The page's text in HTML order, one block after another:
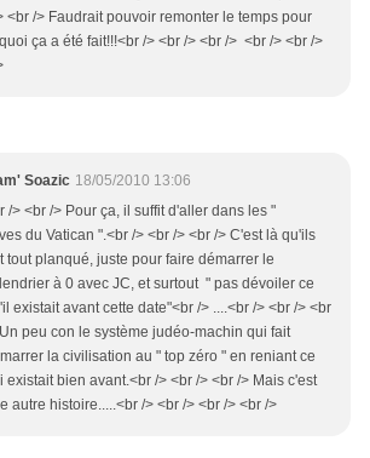
<br /> Faudrait pouvoir remonter le temps pour
ça a été fait!!!<br /> <br /> <br /> <br /> <br />
Soazic 18/05/2010 13:06
/> <br /> Pour ça, il suffit d'aller dans les "
du Vatican ".<br /> <br /> <br /> C'est là qu'ils
tout planqué, juste pour faire démarrer le
à 0 avec JC, et surtout " pas dévoiler ce
existait avant cette date"<br /> ....<br /> <br /> <br
peu con le système judéo-machin qui fait
la civilisation au " top zéro " en reniant ce
existait bien avant.<br /> <br /> <br /> Mais c'est
autre histoire.....<br /> <br /> <br /> <br />